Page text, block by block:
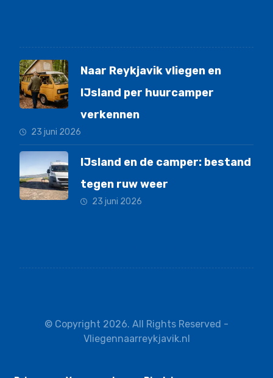
Naar Reykjavik vliegen en
IJsland per huurcamper
verkennen
23 juni 2026
IJsland en de camper: bestand
tegen ruw weer
23 juni 2026
© Copyright 2026. All Rights Reserved -
Vliegennaarreykjavik.nl